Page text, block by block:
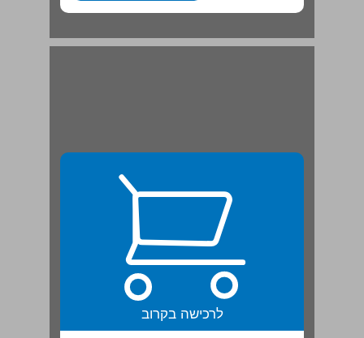
"שנות טובות" – פעם והיום | מאמר ... 26
לרכישה בקרוב